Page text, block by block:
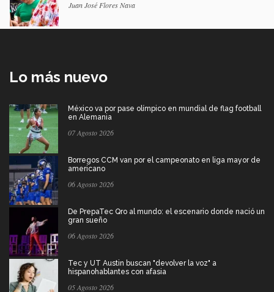
Juan José Flores Nava
Lo más nuevo
México va por pase olímpico en mundial de flag football
en Alemania
07 Agosto 2026
Borregos CCM van por el campeonato en liga mayor de
americano
06 Agosto 2026
De PrepaTec Qro al mundo: el escenario donde nació un
gran sueño
06 Agosto 2026
Tec y UT Austin buscan "devolver la voz" a
hispanohablantes con afasia
05 Agosto 2026